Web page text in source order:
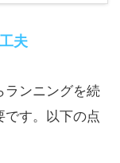
夫
ランニングを続
です。以下の点